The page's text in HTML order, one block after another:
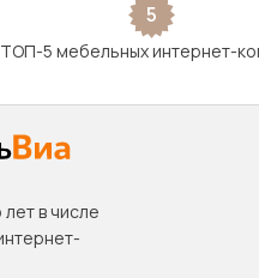
5
5 мебельных интернет-